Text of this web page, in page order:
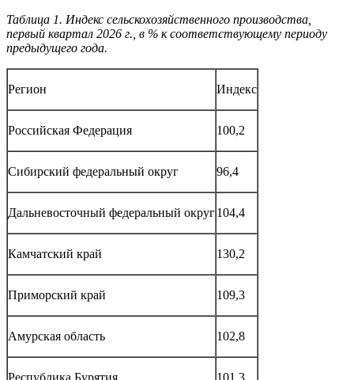
Таблица 1. Индекс сельскохозяйственного производства,
первый квартал 2026 г., в % к соответствующему периоду
предыдущего года.
Регион Индекс
Российская Федерация 100,2
Сибирский федеральный округ 96,4
Дальневосточный федеральный округ104,4
Камчатский край 130,2
Приморский край 109,3
Амурская область 102,8
Республика Бурятия 101,3